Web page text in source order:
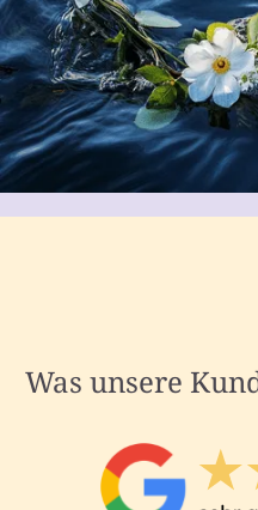
Was unsere